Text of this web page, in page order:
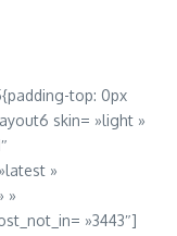
top: 0px
skin= »light »
»
»
»3443″]